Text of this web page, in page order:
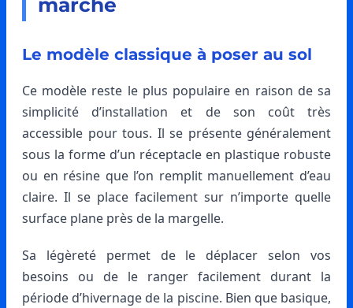
marché
Le modèle classique à poser au sol
Ce modèle reste le plus populaire en raison de sa
simplicité d’installation et de son coût très
accessible pour tous. Il se présente généralement
sous la forme d’un réceptacle en plastique robuste
ou en résine que l’on remplit manuellement d’eau
claire. Il se place facilement sur n’importe quelle
surface plane près de la margelle.
Sa légèreté permet de le déplacer selon vos
besoins ou de le ranger facilement durant la
période d’hivernage de la piscine. Bien que basique,